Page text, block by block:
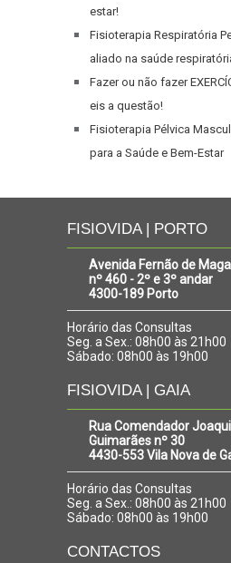
estar!
Fisioterapia Respiratória
aliado na saúde
Fazer ou não fazer
eis a questão!
Fisioterapia Pélvica
para a Saúde e Bem-Estar
FISIOVIDA | PORTO
Avenida Fernão de
nº 460 - 2º e 3º andar
4300-189 Porto
Horário das Consultas
Seg. a Sex.: 08h00 às 21h00
Sábado: 08h00 às 19h00
FISIOVIDA | GAIA
Rua Comendador
Guimarães nº 30
4430-553 Vila Nova de
Horário das Consultas
Seg. a Sex.: 08h00 às 21h00
Sábado: 08h00 às 19h00
CONTACTOS